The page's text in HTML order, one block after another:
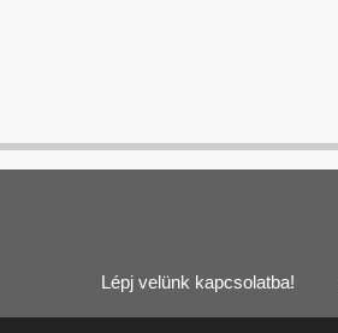
Lépj velünk kapcsolatba!